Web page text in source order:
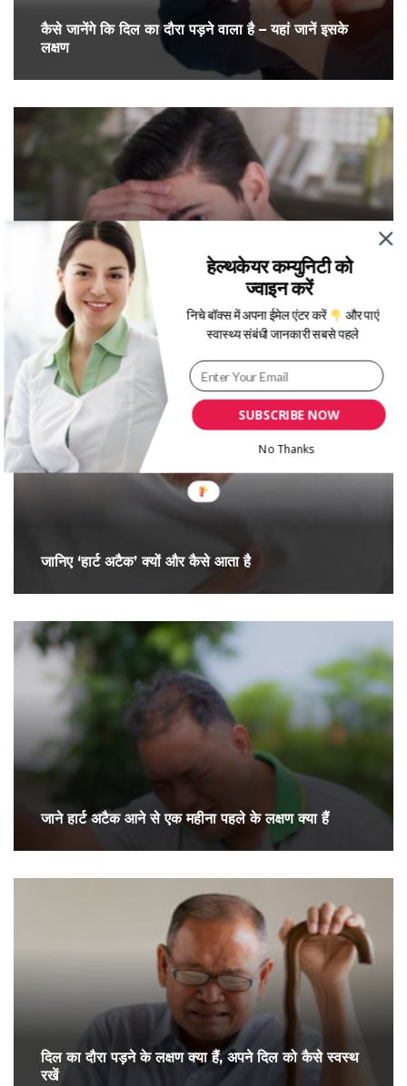
कैसे जानेंगे कि दिल का दौरा पड़ने वाला है – यहां जानें इसके
लक्षण
पुरुषों में होने वाली पांच बीमारियां (Men Problem) कौन-
सी हैं ?
जानिए ‘हार्ट अटैक’ क्यों और कैसे आता है
जाने हार्ट अटैक आने से एक महीना पहले के लक्षण क्या हैं
दिल का दौरा पड़ने के लक्षण क्या हैं, अपने दिल को कैसे स्वस्थ
रखें
SUBSCRIBE NOW
हेल्थकेयर कम्युनिटी को
ज्वाइन करें
निचे बॉक्स में अपना ईमेल एंटर करें
और पाएं
स्वास्थ्य संबंधी जानकारी सबसे पहले
No Thanks